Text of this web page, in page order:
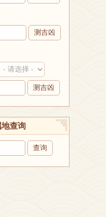
测吉凶
测吉凶
查询
查询